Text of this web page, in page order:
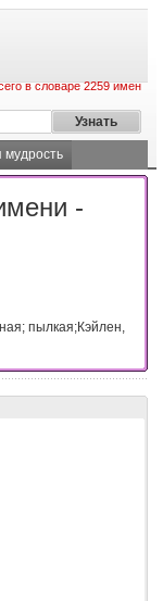
в словаре 2259 имен
мудрость
-
пылкая;Кэйлен,